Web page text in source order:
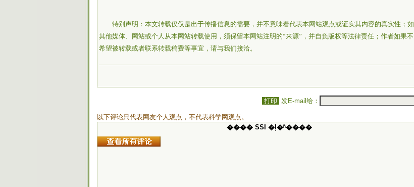
特别声明：本文转载仅仅是出于传播信息的需要，并不意味着代表本网站观点或证实其内容的真实性；如
其他媒体、网站或个人从本网站转载使用，须保留本网站注明的“来源”，并自负版权等法律责任；作者如果不
希望被转载或者联系转载稿费等事宜，请与我们接洽。
打印 发E-mail给：
以下评论只代表网友个人观点，不代表科学网观点。
���� SSI �ļ�ʱ����